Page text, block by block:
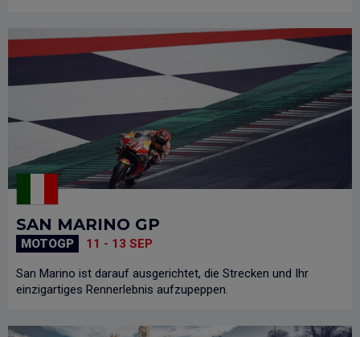
SAN MARINO GP
MOTOGP 11 - 13 SEP
San Marino ist darauf ausgerichtet, die Strecken und Ihr
einzigartiges Rennerlebnis aufzupeppen.